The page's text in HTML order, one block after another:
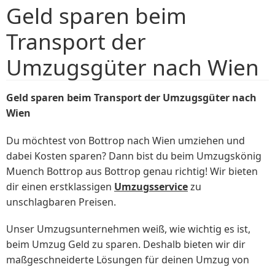
Geld sparen beim
Transport der
Umzugsgüter nach Wien
Geld sparen beim Transport der Umzugsgüter nach
Wien
Du möchtest von Bottrop nach Wien umziehen und
dabei Kosten sparen? Dann bist du beim Umzugskönig
Muench Bottrop aus Bottrop genau richtig! Wir bieten
dir einen erstklassigen Umzugsservicezu
unschlagbaren Preisen.
Unser Umzugsunternehmen weiß, wie wichtig es ist,
beim Umzug Geld zu sparen. Deshalb bieten wir dir
maßgeschneiderte Lösungen für deinen Umzug von